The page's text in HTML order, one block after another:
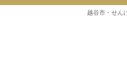
越谷市・せん